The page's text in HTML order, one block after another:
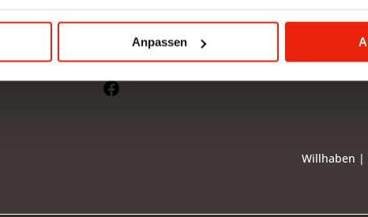
Anpassen
Amazon
Instagram
Willhaben |